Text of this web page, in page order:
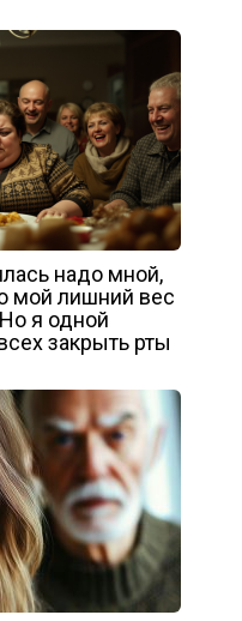
надо мной,
мой лишний вес
я одной
закрыть рты